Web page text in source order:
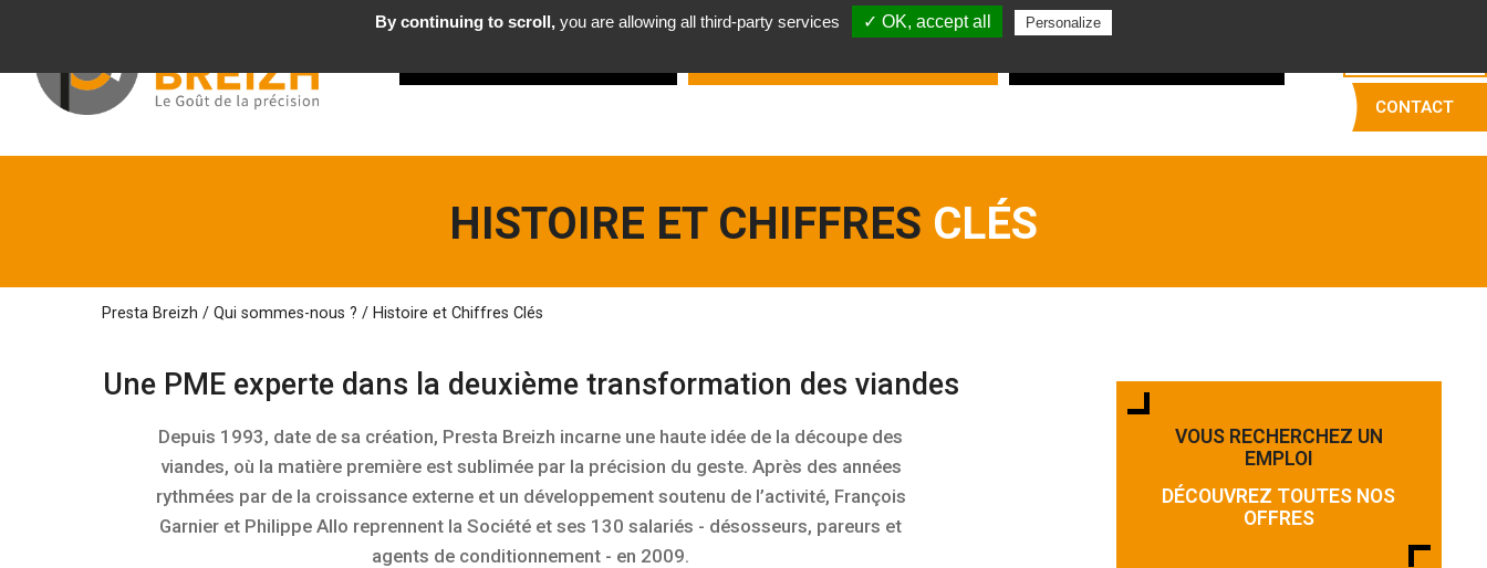
CONTACT
HISTOIRE ET CHIFFRES CLÉS
Presta Breizh / Qui sommes-nous ? / Histoire et Chiffres Clés
Une PME experte dans la deuxième transformation des viandes
Depuis 1993, date de sa création, Presta Breizh incarne une haute idée de la découpe des
viandes, où la matière première est sublimée par la précision du geste. Après des années
rythmées par de la croissance externe et un développement soutenu de l’activité, François
Garnier et Philippe Allo reprennent la Société et ses 130 salariés - désosseurs, pareurs et
agents de conditionnement - en 2009.
VOUS RECHERCHEZ UN
EMPLOI
DÉCOUVREZ TOUTES NOS
OFFRES
By continuing to scroll,you are allowing all third-party services ✓ OK, accept all Personalize